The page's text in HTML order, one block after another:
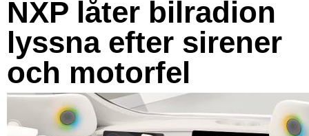
NXP låter bilradion
lyssna efter sirener
och motorfel